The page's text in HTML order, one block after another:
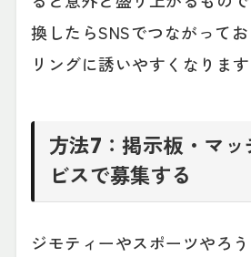
換したらSNSでつながって
リングに誘いやすくなります
方法7：掲示板・マ
ビスで募集する
ジモティーやスポーツやろ